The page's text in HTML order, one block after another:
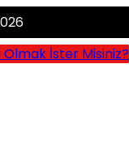
İster Misiniz?